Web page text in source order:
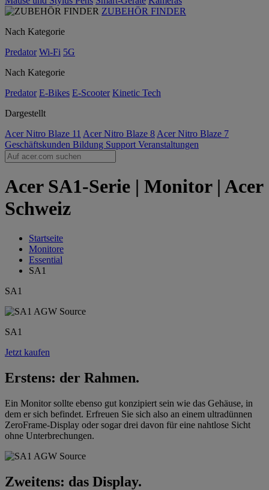
ZUBEHÖR FINDER
Nach Kategorie
Predator Wi-Fi 5G
Nach Kategorie
Predator E-Bikes E-Scooter Kinetic Tech
Dargestellt
Acer Nitro Blaze 11 Acer Nitro Blaze 8 Acer Nitro Blaze 7
Geschäftskunden Bildung Support Veranstaltungen
Acer SA1-Serie | Monitor | Acer
Schweiz
Startseite
Monitore
Essential
SA1
SA1
SA1
Jetzt kaufen
Erstens: der Rahmen.
Ein Monitor sollte ebenso gut konzipiert sein wie das Gehäuse, in
dem er sich befindet. Erfreuen Sie sich also an einem ultradünnen
ZeroFrame-Display oder sogar drei davon für eine nahtlose Sicht
ohne Unterbrechungen.
Zweitens: das Display.